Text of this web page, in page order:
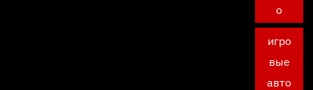
о
игро
вые
авто